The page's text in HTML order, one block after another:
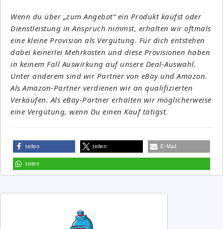
Wenn du über „zum Angebot“ ein Produkt kaufst oder
Dienstleistung in Anspruch nimmst, erhalten wir oftmals
eine kleine Provision als Vergütung. Für dich entstehen
dabei keinerlei Mehrkosten und diese Provisionen haben
in keinem Fall Auswirkung auf unsere Deal-Auswahl.
Unter anderem sind wir Partner von eBay und Amazon.
Als Amazon-Partner verdienen wir an qualifizierten
Verkäufen. Als eBay-Partner erhalten wir möglicherweise
eine Vergütung, wenn Du einen Kauf tätigst.
teilen teilen E-Mail
teilen